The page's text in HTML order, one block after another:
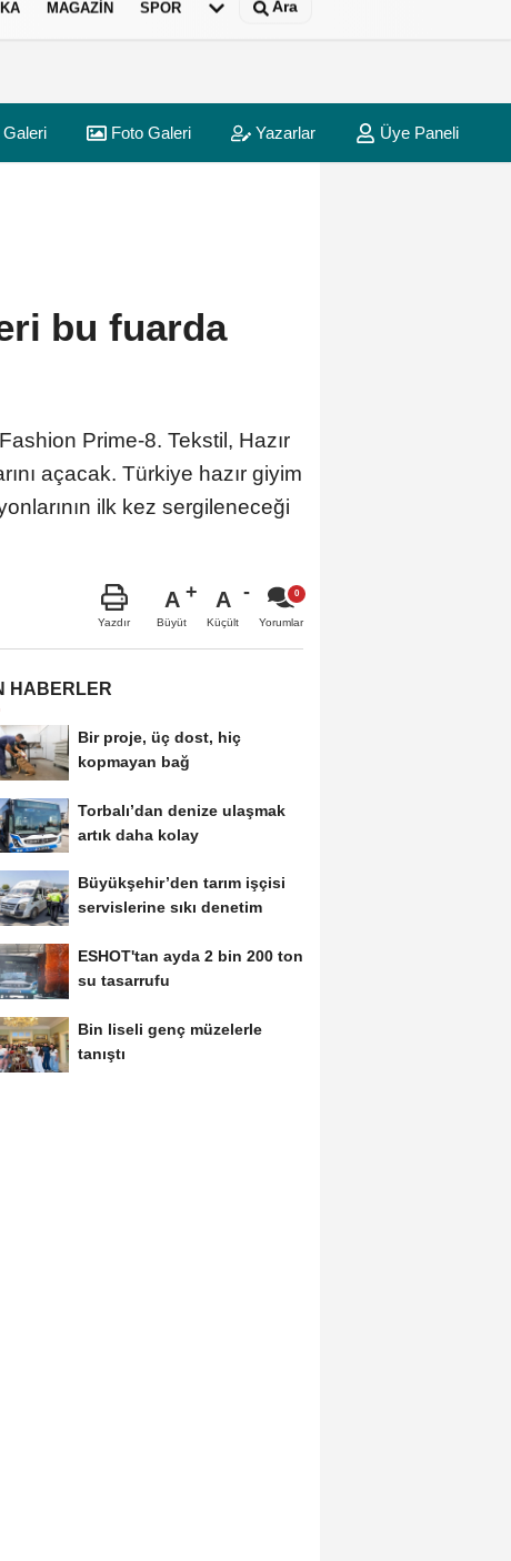
MAGAZIN SPOR Ara
Foto Galeri Yazarlar Üye Paneli
bu fuarda
Prime-8. Tekstil, Hazır
açacak. Türkiye hazır giyim
ilk kez sergileneceği
Yazdır
A
Büyüt
A
Küçült Yorumlar
HABERLER
Bir proje, üç dost, hiç
kopmayan bağ
Torbalı’dan denize ulaşmak
artık daha kolay
Büyükşehir’den tarım işçisi
servislerine sıkı denetim
ESHOT'tan ayda 2 bin 200 ton
su tasarrufu
Bin liseli genç müzelerle
tanıştı